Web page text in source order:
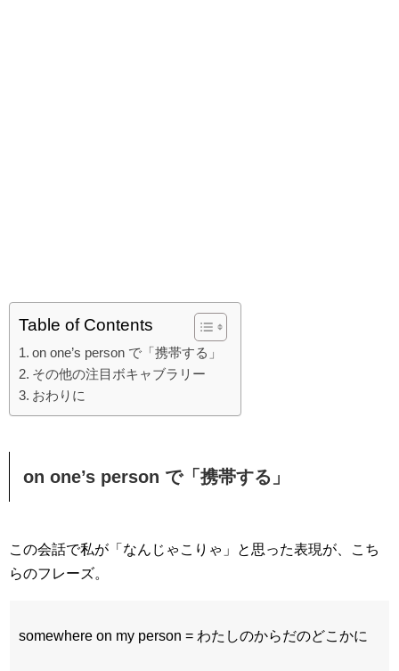
Table of Contents
on one’s person で「携帯する」
その他の注目ボキャブラリー
おわりに
on one’s person で「携帯する」
この会話で私が「なんじゃこりゃ」と思った表現が、こち
らのフレーズ。
somewhere on my person = わたしのからだのどこかに